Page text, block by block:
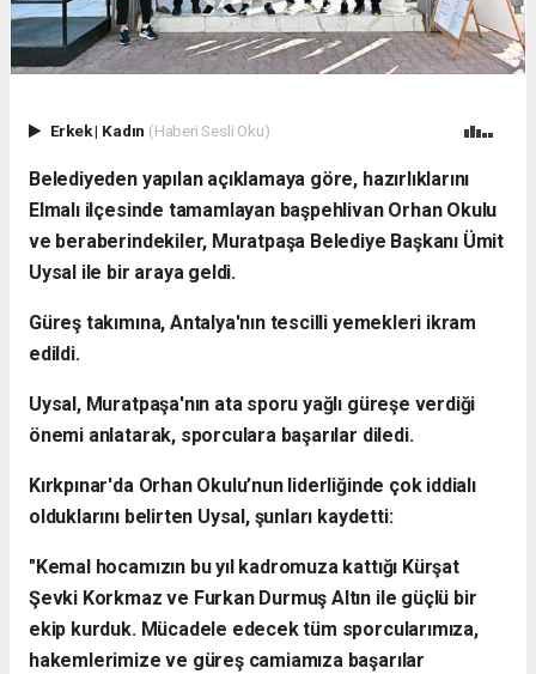
Erkek| Kadın (Haberi Sesli Oku)
Belediyeden yapılan açıklamaya göre, hazırlıklarını
Elmalı ilçesinde tamamlayan başpehlivan Orhan Okulu
ve beraberindekiler, Muratpaşa Belediye Başkanı Ümit
Uysal ile bir araya geldi.
Güreş takımına, Antalya'nın tescilli yemekleri ikram
edildi.
Uysal, Muratpaşa'nın ata sporu yağlı güreşe verdiği
önemi anlatarak, sporculara başarılar diledi.
Kırkpınar'da Orhan Okulu’nun liderliğinde çok iddialı
olduklarını belirten Uysal, şunları kaydetti:
"Kemal hocamızın bu yıl kadromuza kattığı Kürşat
Şevki Korkmaz ve Furkan Durmuş Altın ile güçlü bir
ekip kurduk. Mücadele edecek tüm sporcularımıza,
hakemlerimize ve güreş camiamıza başarılar